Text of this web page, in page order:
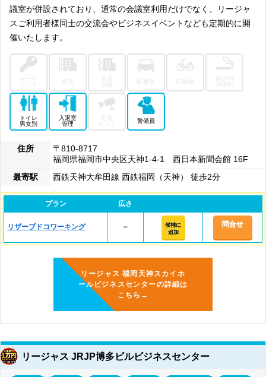
議室が併設されており、通常の会議室利用だけでなく、リージャ
スご利用者様同士の交流会やビジネスイベントなども定期的に開
催いたします。
喫煙所
トイレ
男女別
入退室
管理
カメラ
警備員
住所
〒810-8717
福岡県福岡市中央区天神1-4-1 西日本新聞会館 16F
最寄駅
西鉄天神大牟田線 西鉄福岡（天神） 徒歩2分
プラン 広さ
リザーブドコワーキング －
候補に
追加
問合せ
リージャス 福岡天神スカイホ
ールビジネスセンターの詳細は
こちら→
リージャス JRJP博多ビルビジネスセンター